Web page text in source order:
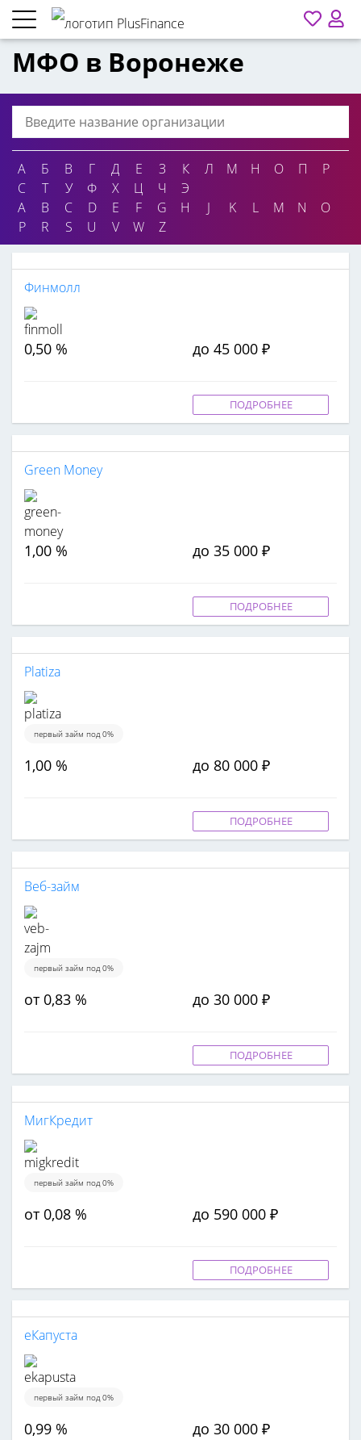
МФО в Воронеже
А Б В Г Д Е З К Л М Н О П
Р
С
Т У Ф Х Ц Ч
Э
A
B C D E F G H J K L M N
O
P
R S U V W Z
Финмолл
0,50 % до 45 000 ₽
ПОДРОБНЕЕ
Green Money
1,00 % до 35 000 ₽
ПОДРОБНЕЕ
Platiza
первый займ под 0%
1,00 % до 80 000 ₽
ПОДРОБНЕЕ
Веб-займ
первый займ под 0%
от 0,83 % до 30 000 ₽
ПОДРОБНЕЕ
МигКредит
первый займ под 0%
от 0,08 % до 590 000 ₽
ПОДРОБНЕЕ
еКапуста
первый займ под 0%
0,99 % до 30 000 ₽